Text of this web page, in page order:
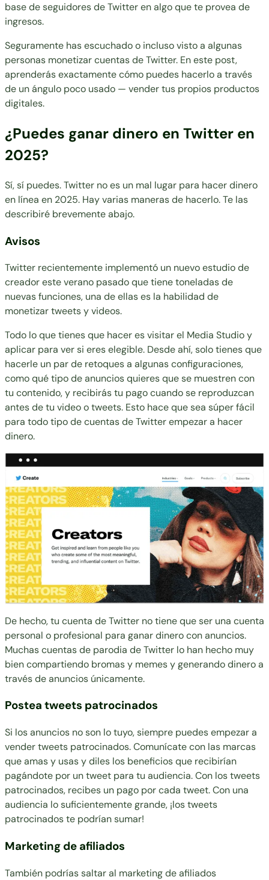
base de seguidores de Twitter en algo que te provea de
ingresos.
Seguramente has escuchado o incluso visto a algunas
personas monetizar cuentas de Twitter. En este post,
aprenderás exactamente cómo puedes hacerlo a través
de un ángulo poco usado — vender tus propios productos
digitales.
¿Puedes ganar dinero en Twitter en
2025?
Sí, sí puedes. Twitter no es un mal lugar para hacer dinero
en línea en 2025. Hay varias maneras de hacerlo. Te las
describiré brevemente abajo.
Avisos
Twitter recientemente implementó un nuevo estudio de
creador este verano pasado que tiene toneladas de
nuevas funciones, una de ellas es la habilidad de
monetizar tweets y videos.
Todo lo que tienes que hacer es visitar el Media Studioy
aplicar para ver si eres elegible. Desde ahí, solo tienes que
hacerle un par de retoques a algunas configuraciones,
como qué tipo de anuncios quieres que se muestren con
tu contenido, y recibirás tu pago cuando se reproduzcan
antes de tu video o tweets. Esto hace que sea súper fácil
para todo tipo de cuentas de Twitter empezar a hacer
dinero.
De hecho, tu cuenta de Twitter no tiene que ser una cuenta
personal o profesional para ganar dinero con anuncios.
Muchascuentas de parodia de Twitter lo han hecho muy
bien compartiendo bromas y memes y generando dinero a
través de anuncios únicamente.
Postea tweets patrocinados
Si los anuncios no son lo tuyo, siempre puedes empezar a
vender tweets patrocinados. Comunícate con las marcas
que amas y usas y diles los beneficios que recibirían
pagándote por un tweet para tu audiencia. Con los tweets
patrocinados, recibes un pago por cada tweet. Con una
audiencia lo suficientemente grande, ¡los tweets
patrocinados te podrían sumar!
Marketing de afiliados
También podrías saltar al marketing de afiliados